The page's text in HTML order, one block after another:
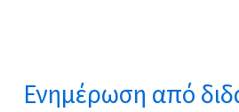
Ενημέρωση από